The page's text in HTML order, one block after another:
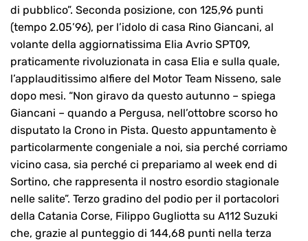
di pubblico”. Seconda posizione, con 125,96 punti
(tempo 2.05’96), per l’idolo di casa Rino Giancani, al
volante della aggiornatissima Elia Avrio SPT09,
praticamente rivoluzionata in casa Elia e sulla quale,
l’applauditissimo alfiere del Motor Team Nisseno, sale
dopo mesi. “Non giravo da questo autunno – spiega
Giancani – quando a Pergusa, nell’ottobre scorso ho
disputato la Crono in Pista. Questo appuntamento è
particolarmente congeniale a noi, sia perché corriamo
vicino casa, sia perché ci prepariamo al week end di
Sortino, che rappresenta il nostro esordio stagionale
nelle salite”. Terzo gradino del podio per il portacolori
della Catania Corse, Filippo Gugliotta su A112 Suzuki
che, grazie al punteggio di 144,68 punti nella terza